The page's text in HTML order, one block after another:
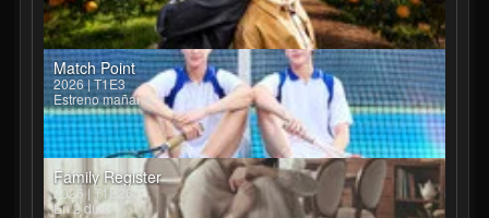
Match Point
2026 | T1E3
Estreno mañana
Family Register
2026 | T1E26
En 2 días